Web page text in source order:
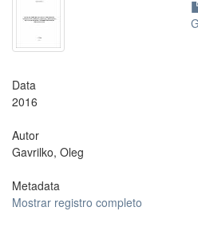
Data
2016
Autor
Gavrilko, Oleg
Metadata
Mostrar registro completo